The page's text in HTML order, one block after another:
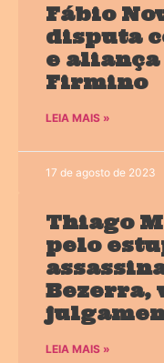
Fábio
disputa
e aliança
Firmino
LEIA MAIS »
17 de agosto de 2023
Thiago
pelo
Bezerra,
LEIA MAIS »